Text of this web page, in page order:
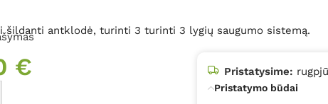
šildanti antklodė, turinti 3 turinti 3 lygių saugumo sistemą.
€ Pristatysime:
Pristatymo būdai